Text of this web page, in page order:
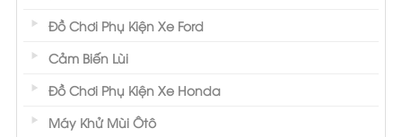
Đồ Chơi Phụ Kiện Xe Ford
Cảm Biến Lùi
Đồ Chơi Phụ Kiện Xe Honda
Máy Khử Mùi Ôtô